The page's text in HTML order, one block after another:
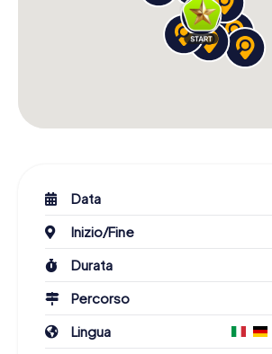
Data
Inizio/Fine
Durata
Percorso
Lingua